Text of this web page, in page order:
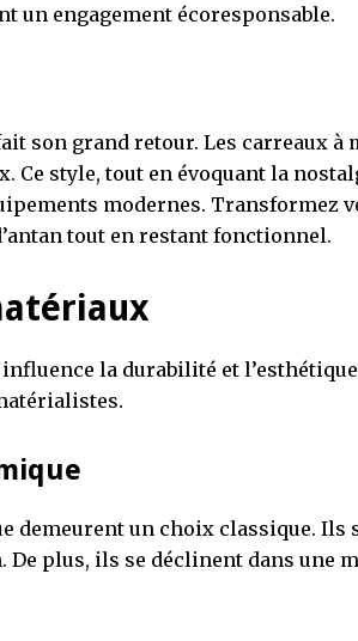
un engagement écoresponsable.
son grand retour. Les carreaux à
Ce style, tout en évoquant la
modernes. Transformez
tout en restant fonctionnel.
la durabilité et
demeurent un choix classique. Ils
De plus, ils se déclinent dans une